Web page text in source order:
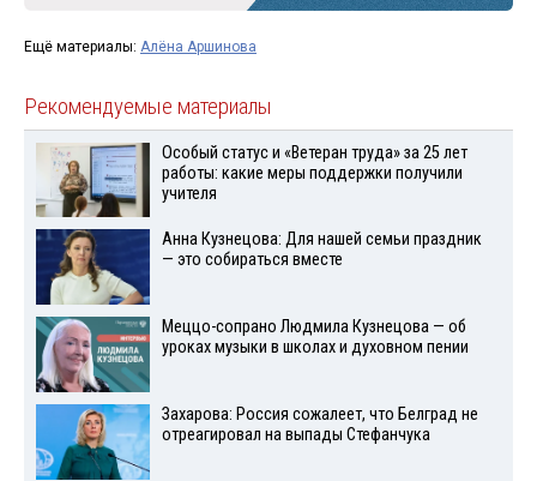
Ещё материалы: Алёна Аршинова
Рекомендуемые материалы
Особый статус и «Ветеран труда» за 25 лет
работы: какие меры поддержки получили
учителя
Анна Кузнецова: Для нашей семьи праздник
— это собираться вместе
Меццо-сопрано Людмила Кузнецова — об
уроках музыки в школах и духовном пении
Захарова: Россия сожалеет, что Белград не
отреагировал на выпады Стефанчука